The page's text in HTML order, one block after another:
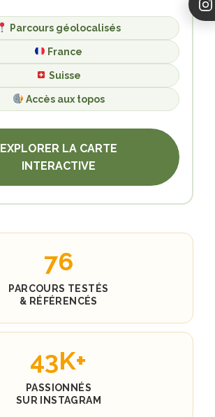
Parcours géolocalisés
France
Suisse
Accès aux topos
EXPLORER LA CARTE
INTERACTIVE
76
PARCOURS TESTÉS
& RÉFÉRENCÉS
43K+
PASSIONNÉS
SUR INSTAGRAM